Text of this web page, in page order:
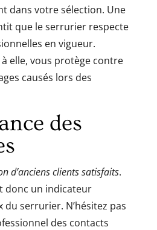
dans votre sélection. Une
que le serrurier respecte
en vigueur.
à elle, vous protège contre
causés lors des
des
d’anciens clients satisfaits.
donc un indicateur
du serrurier. N’hésitez pas
des contacts